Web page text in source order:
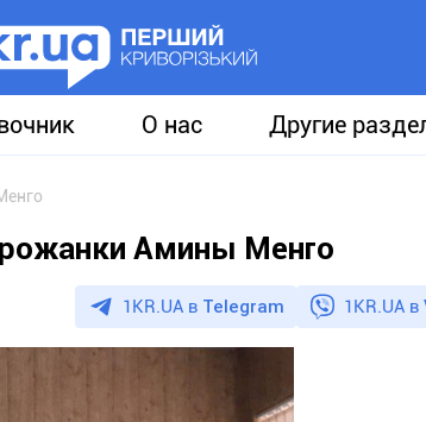
О нас Другие
Амины Менго
1KR.UA в Telegram 1KR.UA в